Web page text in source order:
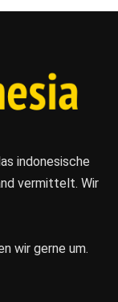
indonesische
vermittelt. Wir
wir gerne um.